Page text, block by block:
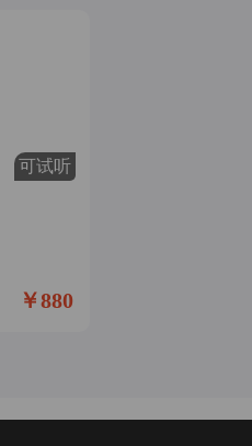
可试听
￥880